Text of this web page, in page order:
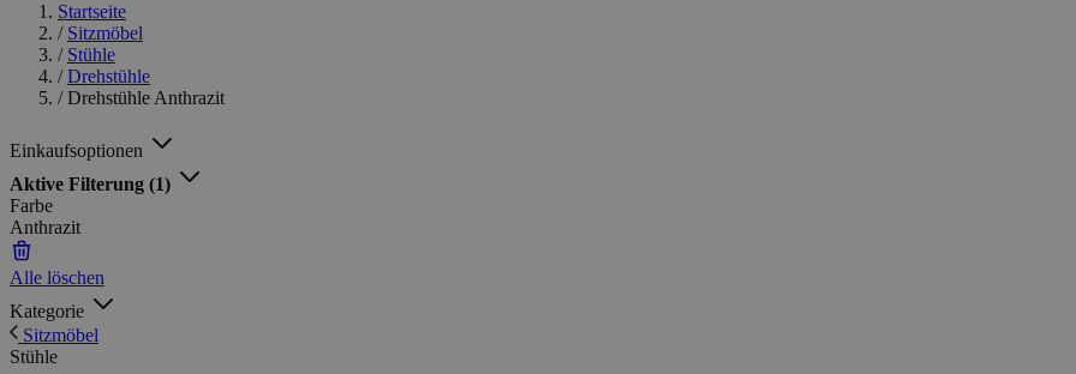
Startseite
/ Sitzmöbel
/ Stühle
/ Drehstühle
/ Drehstühle Anthrazit
Einkaufsoptionen
Aktive Filterung (1)
Farbe
Anthrazit
Alle löschen
Kategorie
Sitzmöbel
Stühle